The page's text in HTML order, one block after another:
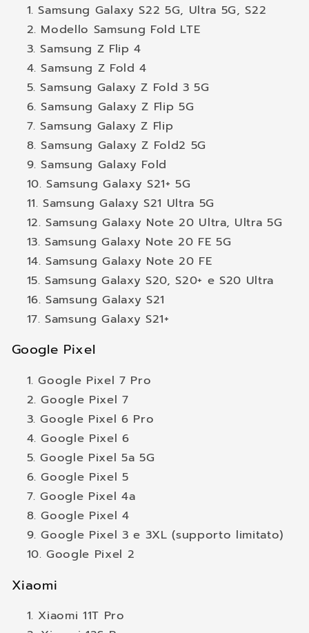
Samsung Galaxy S22 5G, Ultra 5G, S22
Modello Samsung Fold LTE
Samsung Z Flip 4
Samsung Z Fold 4
Samsung Galaxy Z Fold 3 5G
Samsung Galaxy Z Flip 5G
Samsung Galaxy Z Flip
Samsung Galaxy Z Fold2 5G
Samsung Galaxy Fold
Samsung Galaxy S21+ 5G
Samsung Galaxy S21 Ultra 5G
Samsung Galaxy Note 20 Ultra, Ultra 5G
Samsung Galaxy Note 20 FE 5G
Samsung Galaxy Note 20 FE
Samsung Galaxy S20, S20+ e S20 Ultra
Samsung Galaxy S21
Samsung Galaxy S21+
Google Pixel
Google Pixel 7 Pro
Google Pixel 7
Google Pixel 6 Pro
Google Pixel 6
Google Pixel 5a 5G
Google Pixel 5
Google Pixel 4a
Google Pixel 4
Google Pixel 3 e 3XL (supporto limitato)
Google Pixel 2
Xiaomi
Xiaomi 11T Pro